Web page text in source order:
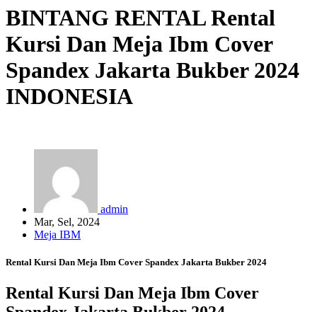
BINTANG RENTALRental
Kursi Dan Meja Ibm Cover
Spandex Jakarta Bukber 2024
INDONESIA
admin
Mar, Sel, 2024
Meja IBM
Rental Kursi Dan Meja Ibm Cover Spandex Jakarta Bukber 2024
Rental Kursi Dan Meja Ibm Cover